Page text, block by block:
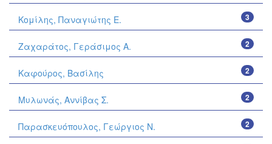
3
Κομίλης, Παναγιώτης Ε.
2
Ζαχαράτος, Γεράσιμος Α.
2
Καφούρος, Βασίλης
2
Μυλωνάς, Αννίβας Σ.
2
Παρασκευόπουλος, Γεώργιος Ν.